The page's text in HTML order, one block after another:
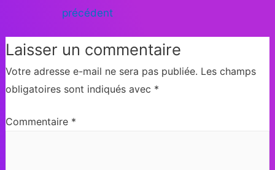
précédent
Laisser un commentaire
Votre adresse e-mail ne sera pas publiée. Les champs
obligatoires sont indiqués avec *
Commentaire *